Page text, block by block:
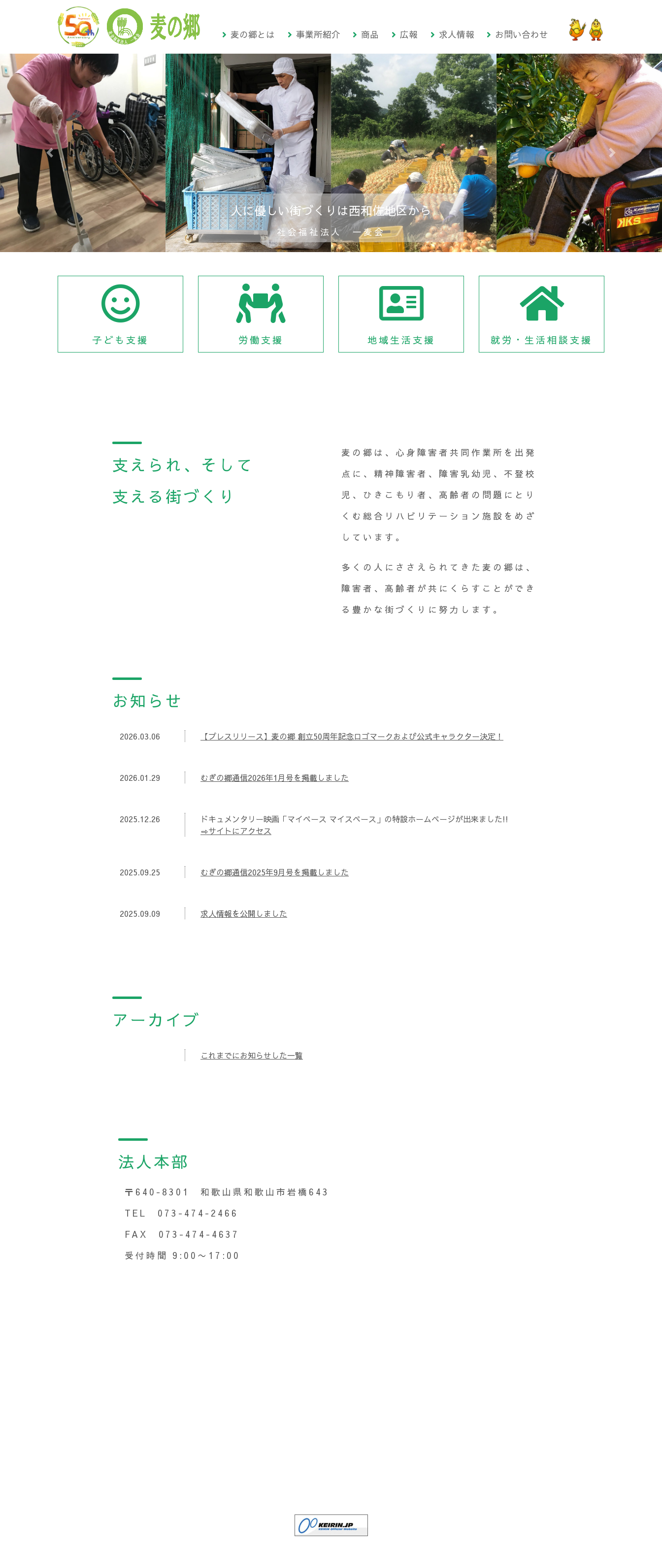
麦の郷とは 事業所紹介 商品 広報 求人情報 お問い合わせ
人に優しい街づくりは西和佐地区から
社会福祉法人 一麦会
前の画像へ 次の画像へ
子ども支援 労働支援 地域生活支援 就労・生活相談支援
支えられ、そして
支える街づくり
麦の郷は、心身障害者共同作業所を出発
点に、精神障害者、障害乳幼児、不登校
児、ひきこもり者、高齢者の問題にとり
くむ総合リハビリテーション施設をめざ
しています。
多くの人にささえられてきた麦の郷は、
障害者、高齢者が共にくらすことができ
る豊かな街づくりに努力します。
お知らせ
2026.03.06 【プレスリリース】麦の郷 創立50周年記念ロゴマークおよび公式キャラクター決定！
2026.01.29 むぎの郷通信2026年1月号を掲載しました
2025.12.26
ドキュメンタリー映画「マイペース マイスペース」の特設ホームページが出来ました!!
⇨サイトにアクセス
2025.09.25 むぎの郷通信2025年9月号を掲載しました
2025.09.09 求人情報を公開しました
アーカイブ
これまでにお知らせした一覧
法人本部
〒640-8301 和歌山県和歌山市岩橋643
TEL 073-474-2466
FAX 073-474-4637
受付時間 9:00〜17:00